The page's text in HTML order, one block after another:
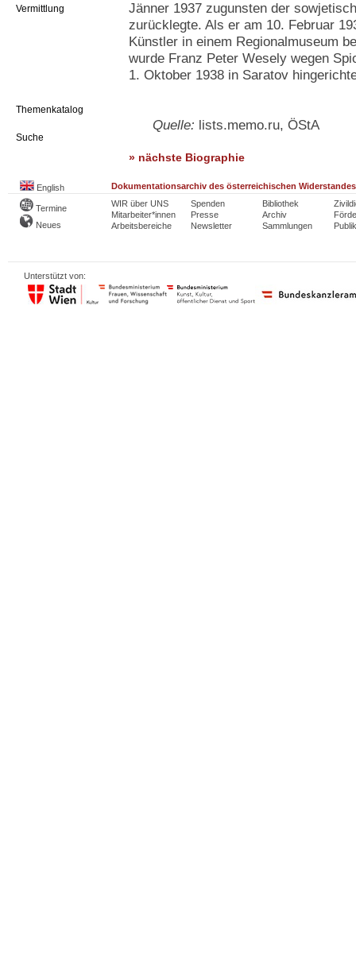
Vermittlung
Themenkatalog
Suche
Jänner 1937 zugunsten der
zurücklegte. Als er am 10. Februar
Künstler in einem Regionalmuseum
wurde Franz Peter Wesely wegen
1. Oktober 1938 in Saratov
Quelle: lists.memo.ru, ÖStA
» nächste Biographie
English Dokumentationsarchiv des österreichischen Widerstandes
Termine
Neues
WIR über UNS
Mitarbeiter*innen
Arbeitsbereiche
Spenden
Presse
Newsletter
Bibliothek
Archiv
Sammlungen
Unterstützt von: